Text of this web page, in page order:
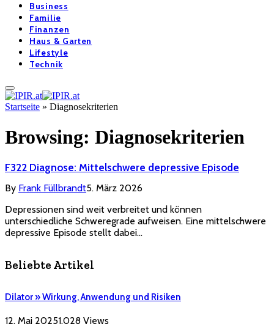
Business
Familie
Finanzen
Haus & Garten
Lifestyle
Technik
Startseite » Diagnosekriterien
Browsing: Diagnosekriterien
F322 Diagnose: Mittelschwere depressive Episode
By Frank Füllbrandt5. März 2026
Depressionen sind weit verbreitet und können
unterschiedliche Schweregrade aufweisen. Eine mittelschwere
depressive Episode stellt dabei…
Beliebte Artikel
Dilator » Wirkung, Anwendung und Risiken
12. Mai 20251.028 Views